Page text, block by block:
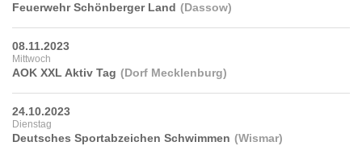
Feuerwehr Schönberger Land
Dassow
08.11.2023
Mittwoch
AOK XXL Aktiv Tag Dorf Mecklenburg
24.10.2023
Dienstag
Deutsches Sportabzeichen Schwimmen Wismar